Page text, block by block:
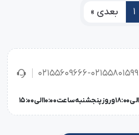
1 بعدی »
02155609666-02155801599